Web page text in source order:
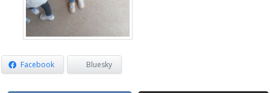
Facebook Bluesky